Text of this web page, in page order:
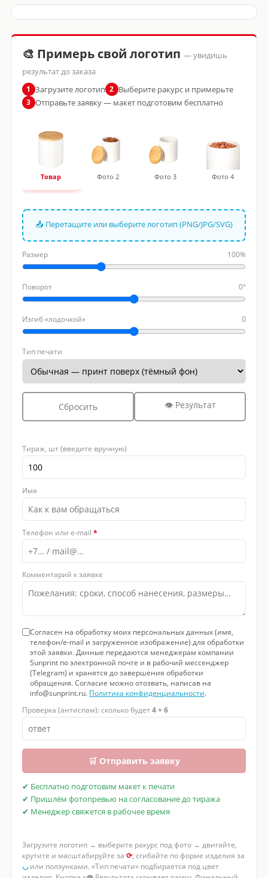
🎨 Примерь свой логотип — увидишь
результат до заказа
1 Загрузите логотип 2 Выберите ракурс и примерьте
3 Отправьте заявку — макет подготовим бесплатно
Товар Фото 2 Фото 3 Фото 4
📤 Перетащите или выберите логотип (PNG/JPG/SVG)
Размер 100%
Поворот 0°
Изгиб «лодочкой» 0
Тип печати
Сбросить 👁 Результат
Тираж, шт (введите вручную)
Имя
Телефон или e-mail *
Комментарий к заявке
Согласен на обработку моих персональных данных (имя,
телефон/e-mail и загруженное изображение) для обработки
этой заявки. Данные передаются менеджерам компании
Sunprint по электронной почте и в рабочий мессенджер
(Telegram) и хранятся до завершения обработки
обращения. Согласие можно отозвать, написав на
info@sunprint.ru. Политика конфиденциальности.
Проверка (антиспам): сколько будет4 + 6
🛒 Отправить заявку
✔ Бесплатно подготовим макет к печати
✔ Пришлём фотопревью на согласование до тиража
✔ Менеджер свяжется в рабочее время
Загрузите логотип → выберите ракурс под фото → двигайте,
крутите и масштабируйте за ⟳, сгибайте по форме изделия за
◡или ползунками. «Тип печати» подбирается под цвет